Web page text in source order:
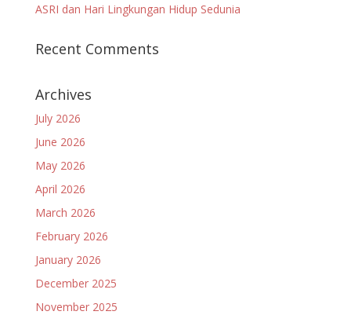
ASRI dan Hari Lingkungan Hidup Sedunia
Recent Comments
Archives
July 2026
June 2026
May 2026
April 2026
March 2026
February 2026
January 2026
December 2025
November 2025